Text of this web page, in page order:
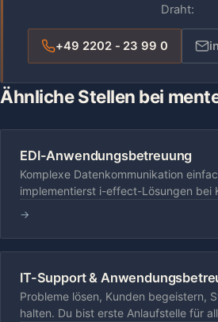
Draht:
+49 2202 - 23 99 0
Ähnliche Stellen bei
EDI-Anwendungsbetreuung
Komplexe Datenkommunikation
implementierst i-effect-Lösungen bei
→
IT-Support &
Probleme lösen, Kunden begeistern,
halten. Du bist erste Anlaufstelle für